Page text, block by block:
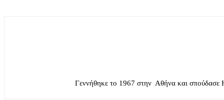
Γεννήθηκε το 1967 στην Αθήνα και σπούδασε